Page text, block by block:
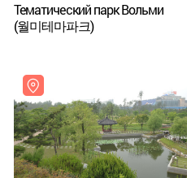
Тематический парк Вольми
(월미테마파크)